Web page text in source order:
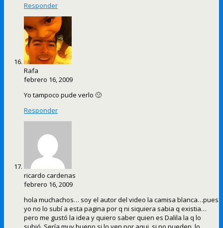
Responder
Rafa
febrero 16, 2009
Yo tampoco pude verlo 🙁
Responder
ricardo cardenas
febrero 16, 2009
hola muchachos… soy el autor del video la camisa blanca…pues
yo no lo subí a esta pagina por q ni siquiera sabia q existia…
pero me gustó la idea y quiero saber quien es Dalila la q lo